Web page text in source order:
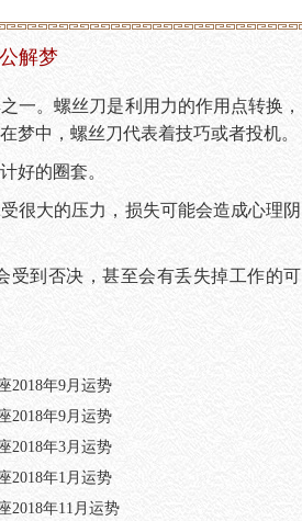
解梦
一。螺丝刀是利用力的作用点转换，
梦中，螺丝刀代表着技巧或者投机。
好的圈套。
很大的压力，损失可能会造成心理阴
受到否决，甚至会有丢失掉工作的可
2018年9月运势
2018年9月运势
2018年3月运势
2018年1月运势
2018年11月运势